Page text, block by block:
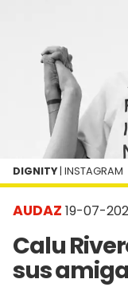
AUDAZ 19-07-
Calu
sus
DIGNITY| INSTAGRAM